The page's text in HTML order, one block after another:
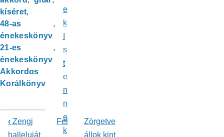
kíséret
48-as
énekeskönyv
21-es
énekeskönyv
Akkordos
Korálkönyv
Könyv
‹ Zengj
halleluját
Fel
Zörgetve
állok kint
e
k
s
t
e
n
n
e
k